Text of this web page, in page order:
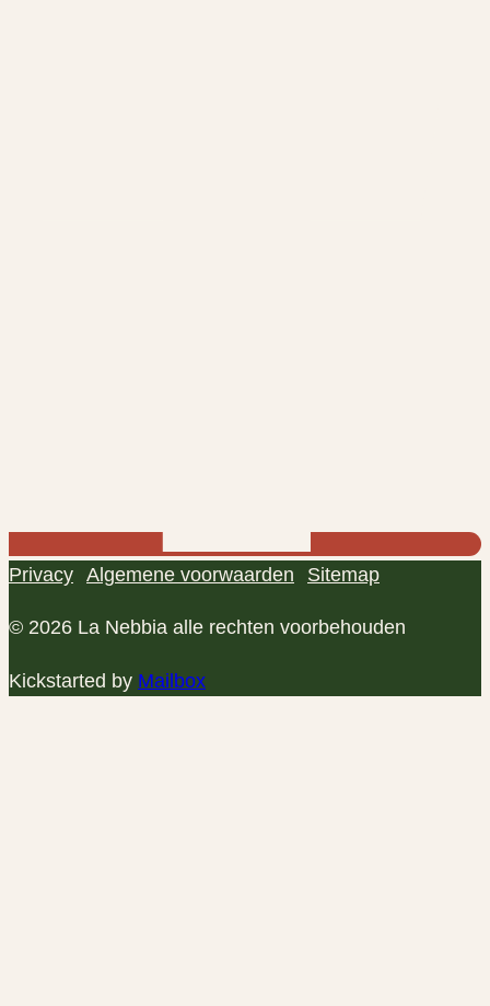
Privacy Algemene voorwaarden Sitemap
© 2026 La Nebbia alle rechten voorbehouden
Kickstarted by Mailbox